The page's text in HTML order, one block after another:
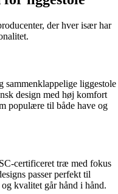
der hver især har
sammenklappelige liggestole
design med høj komfort
populære til både have og
certificeret træ med fokus
passer perfekt til
kvalitet går hånd i hånd.